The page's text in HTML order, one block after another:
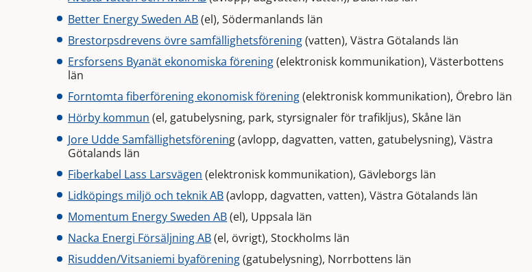
Better Energy Sweden AB(el), Södermanlands län
Brestorpsdrevens övre samfällighetsförening(vatten), Västra Götalands län
Ersforsens Byanät ekonomiska förening(elektronisk kommunikation), Västerbottens
län
Forntomta fiberförening ekonomisk förening(elektronisk kommunikation), Örebro län
Hörby kommun (el, gatubelysning, park, styrsignaler för trafikljus), Skåne län
Jore Udde Samfällighetsförening (avlopp, dagvatten, vatten, gatubelysning), Västra
Götalands län
Fiberkabel Lass Larsvägen (elektronisk kommunikation), Gävleborgs län
Lidköpings miljö och teknik AB(avlopp, dagvatten, vatten), Västra Götalands län
Momentum Energy Sweden AB(el), Uppsala län
Nacka Energi Försäljning AB(el, övrigt), Stockholms län
Risudden/Vitsaniemi byaförening(gatubelysning), Norrbottens län